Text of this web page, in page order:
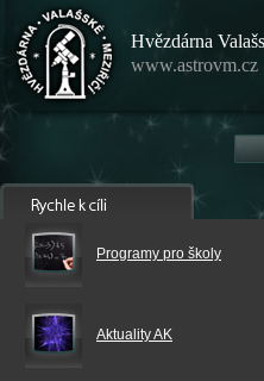
Hvězdárna
www.astrovm.cz
Programy pro školy
Aktuality AK